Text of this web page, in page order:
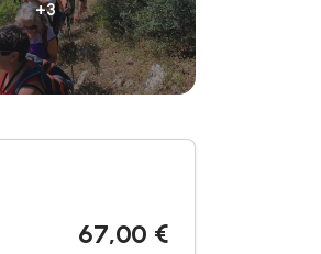
+3
67,00 €